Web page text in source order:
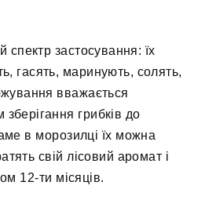
застосування: їх
гасять, маринують, солять,
вважається
грибків до
в морозилці їх можна
свій лісовий аромат і
12-ти місяців.